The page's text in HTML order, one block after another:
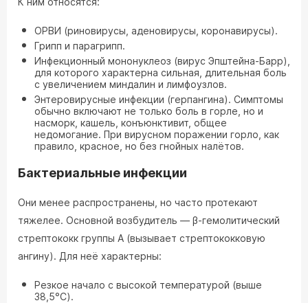
ОРВИ (риновирусы, аденовирусы, коронавирусы).
Грипп и парагрипп.
Инфекционный мононуклеоз (вирус Эпштейна-Барр),
для которого характерна сильная, длительная боль
с увеличением миндалин и лимфоузлов.
Энтеровирусные инфекции (герпангина). Симптомы
обычно включают не только боль в горле, но и
насморк, кашель, конъюнктивит, общее
недомогание. При вирусном поражении горло, как
правило, красное, но без гнойных налётов.
Бактериальные инфекции
Они менее распространены, но часто протекают
тяжелее. Основной возбудитель — β-гемолитический
стрептококк группы А (вызывает стрептококковую
ангину). Для неё характерны:
Резкое начало с высокой температурой (выше
38,5°C).